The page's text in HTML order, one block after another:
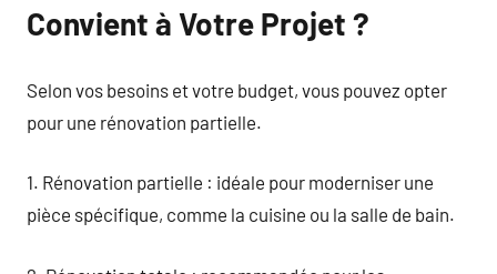
Convient à Votre Projet ?
Selon vos besoins et votre budget, vous pouvez opter
pour une rénovation partielle.
1. Rénovation partielle : idéale pour moderniser une
pièce spécifique, comme la cuisine ou la salle de bain.